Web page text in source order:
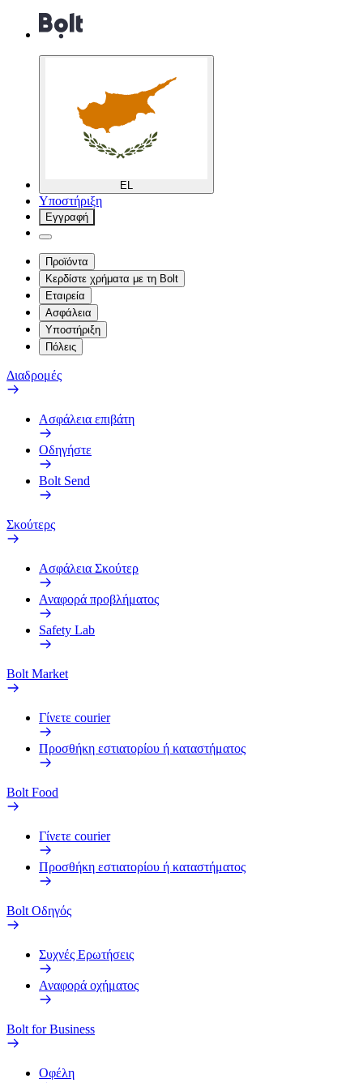
EL
Υποστήριξη
Εγγραφή
Προϊόντα
Κερδίστε χρήματα με τη Bolt
Εταιρεία
Ασφάλεια
Υποστήριξη
Πόλεις
Διαδρομές
Ασφάλεια επιβάτη
Οδηγήστε
Bolt Send
Σκούτερς
Ασφάλεια Σκούτερ
Αναφορά προβλήματος
Safety Lab
Bolt Market
Γίνετε courier
Προσθήκη εστιατορίου ή καταστήματος
Bolt Food
Γίνετε courier
Προσθήκη εστιατορίου ή καταστήματος
Bolt Οδηγός
Συχνές Ερωτήσεις
Αναφορά οχήματος
Bolt for Business
Οφέλη